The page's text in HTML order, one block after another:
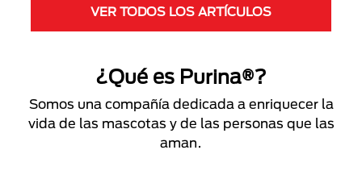
VER TODOS LOS ARTÍCULOS
¿Qué es Purina®?
Somos una compañía dedicada a enriquecer la
vida de las mascotas y de las personas que las
aman.